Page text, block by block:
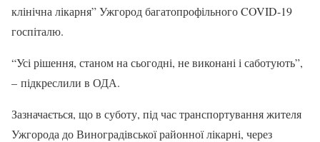
клінічна лікарня” Ужгород багатопрофільного COVID-19
госпіталю.
“Усі рішення, станом на сьогодні, не виконані і саботують”,
– підкреслили в ОДА.
Зазначається, що в суботу, під час транспортування жителя
Ужгорода до Виноградівської районної лікарні, через